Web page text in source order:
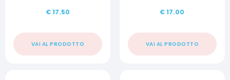
€17.50
VAI AL PRODOTTO
€17.00
VAI AL PRODOTTO